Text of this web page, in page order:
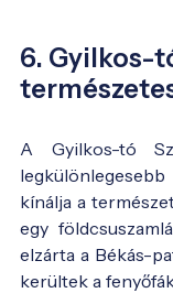
6. Gyilkos-
A Gyilkos-tó
kínálja a
egy
elzárta a Békás-
kerültek a